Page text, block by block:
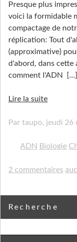
Presque plus
voici la formidable
compactage de
réplication: Tout
(approximative)
d'abord, dans cette
comment l'ADN
[…]
Lire la suite
Par taupo, jeudi 26
ADN Biologie
2 commentaires
Recherche